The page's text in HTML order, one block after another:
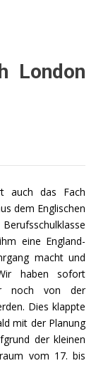
London
auch das Fach
dem Englischen
eine England-
macht und
haben sofort
noch von der
Dies klappte
mit der Planung
der kleinen
vom 17. bis